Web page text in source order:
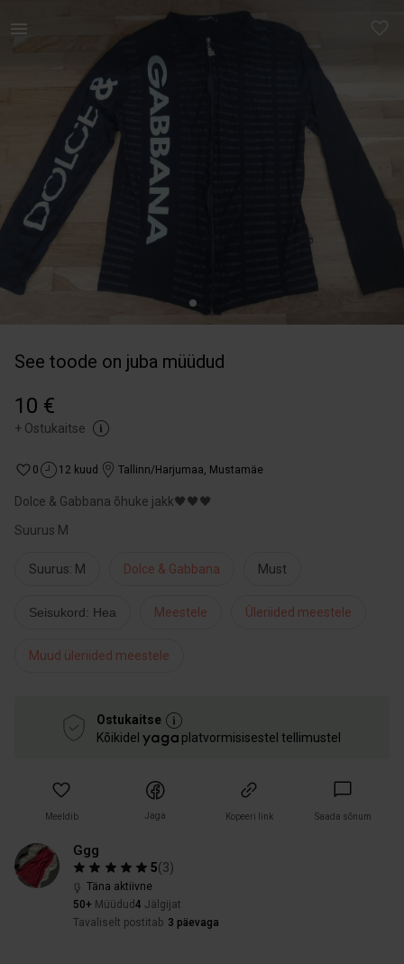
See toode on juba müüdud
10 €
+ Ostukaitse
0 12 kuud Tallinn/Harjumaa, Mustamäe
Dolce & Gabbana õhuke jakk🖤🖤🖤
Suurus M
Suurus: M Dolce & Gabbana Must
Seisukord: Hea Meestele Üleriided meestele
Muud üleriided meestele
Ostukaitse
Kõikidel
platvormisisestel tellimustel
Meeldib Jaga Kopeeri link Saada sõnum
Ggg
5(3)
Täna aktiivne
50+ Müüdud 4 Jälgijat
Tavaliselt postitab 3 päevaga